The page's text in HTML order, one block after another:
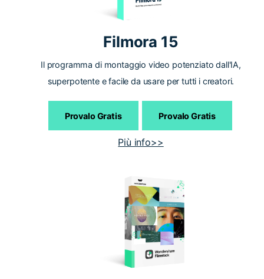
Filmora 15
Il programma di montaggio video potenziato dall'IA,
superpotente e facile da usare per tutti i creatori.
Provalo Gratis Provalo Gratis
Più info>>